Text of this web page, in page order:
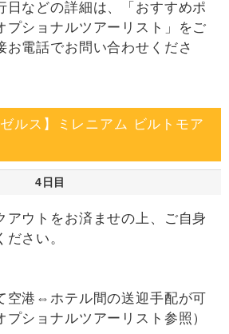
などの詳細は、「おすすめポ
プショナルツアーリスト」をご
お電話でお問い合わせくださ
ルス】ミレニアム ビルトモア
4日目
アウトをお済ませの上、ご自身
さい。
空港⇔ホテル間の送迎手配が可
ショナルツアーリスト参照）